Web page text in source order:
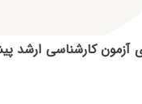
کارشناسی ارشد